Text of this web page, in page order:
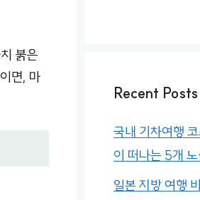
붉은
면, 마
Recent Posts
국내 기차여행
이 떠나는 5개 노
일본 지방 여행